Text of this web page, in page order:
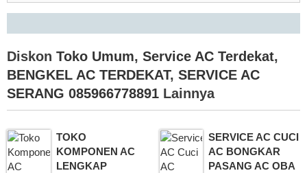
Diskon Toko Umum, Service AC Terdekat,
BENGKEL AC TERDEKAT, SERVICE AC
SERANG 085966778891 Lainnya
TOKO
KOMPONEN AC
LENGKAP
SERVICE AC CUCI
AC BONGKAR
PASANG AC OBA